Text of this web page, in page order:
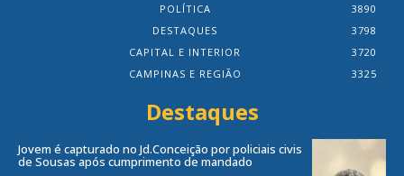
POLÍTICA
3890
DESTAQUES
3798
CAPITAL E INTERIOR
3720
CAMPINAS E REGIÃO
3325
Destaques
Jovem é capturado no Jd.Conceição por policiais civis
de Sousas após cumprimento de mandado